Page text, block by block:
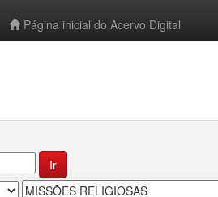
Página inicial do Acervo Digital